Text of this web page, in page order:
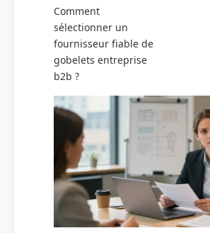
Comment
sélectionner un
fournisseur fiable de
gobelets entreprise
b2b ?